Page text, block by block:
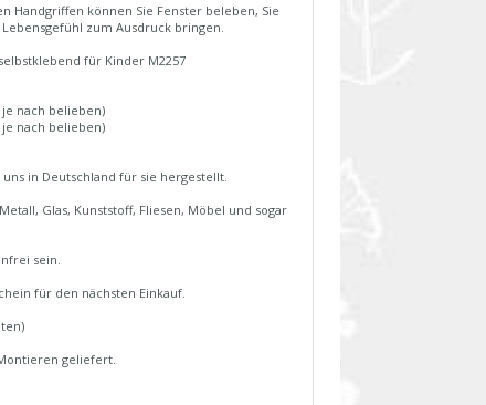
Handgriffen können Sie Fenster beleben, Sie
zum Ausdruck bringen.
für Kinder M2257
nach belieben)
nach belieben)
in Deutschland für sie hergestellt.
Glas, Kunststoff, Fliesen, Möbel und sogar
sein.
für den nächsten Einkauf.
geliefert.